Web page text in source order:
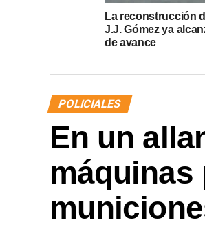
La reconstrucción
J.J. Gómez ya
de avance
POLICIALES
En un
máquinas